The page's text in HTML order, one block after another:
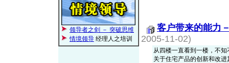
领导者之剑 － 突破思维
情境领导 经理人之培训
客户带来的能力
2005-11-02)
从四楼一直看到一楼，不
关于住宅产品的创新和改